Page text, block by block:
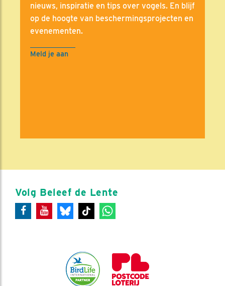
nieuws, inspiratie en tips over vogels. En blijf
op de hoogte van beschermingsprojecten en
evenementen.
Meld je aan
Volg Beleef de Lente